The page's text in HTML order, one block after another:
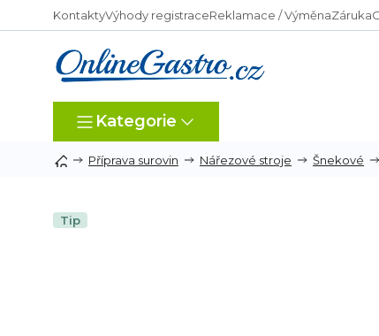
na
KontaktyVýhody registraceReklamace / VýměnaZáruka
Kategorie
Příprava surovin Nářezové stroje Šnekové
Tip